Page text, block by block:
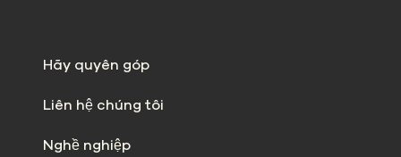
Hãy quyên góp
Liên hệ chúng tôi
Nghề nghiệp